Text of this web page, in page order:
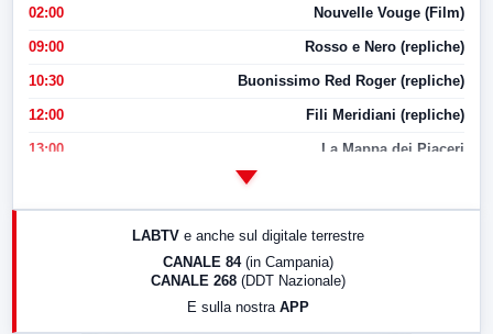
02:00 Nouvelle Vouge (Film)
09:00 Rosso e Nero (repliche)
10:30 Buonissimo Red Roger (repliche)
12:00 Fili Meridiani (repliche)
13:00 La Mappa dei Piaceri
LABTV e anche sul digitale terrestre
CANALE 84 (in Campania)
CANALE 268 (DDT Nazionale)
E sulla nostra APP